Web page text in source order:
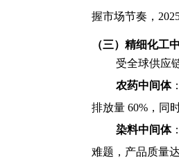
握市场节奏，
（三）精细化工
受全球供应
农药中间体
排放量 60%，同
染料中间体
难题，产品质量